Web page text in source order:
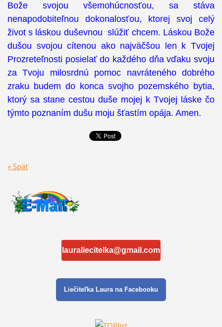
Bože svojou všemohúcnosťou, sa stáva
nenapodobiteľnou dokonalosťou, ktorej svoj celý
život s láskou duševnou slúžiť chcem. Láskou Bože
dušou svojou cítenou ako najväčšou len k Tvojej
Prozreteľnosti posielať do každého dňa vďaku svoju
za Tvoju milosrdnú pomoc navráteného dobrého
zraku budem do konca svojho pozemského bytia,
ktorý sa stane cestou duše mojej k Tvojej láske čo
týmto poznaním dušu moju šťastím opája. Amen.
« Späť
lauraliecitelka@gmail.com
Liečiteľka Laura na Facebooku